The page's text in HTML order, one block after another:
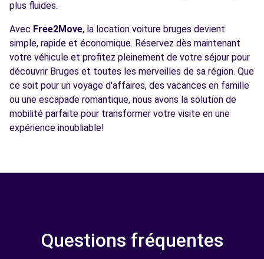
plus fluides.
Avec Free2Move, la location voiture bruges devient
simple, rapide et économique. Réservez dès maintenant
votre véhicule et profitez pleinement de votre séjour pour
découvrir Bruges et toutes les merveilles de sa région. Que
ce soit pour un voyage d'affaires, des vacances en famille
ou une escapade romantique, nous avons la solution de
mobilité parfaite pour transformer votre visite en une
expérience inoubliable!
Questions fréquentes